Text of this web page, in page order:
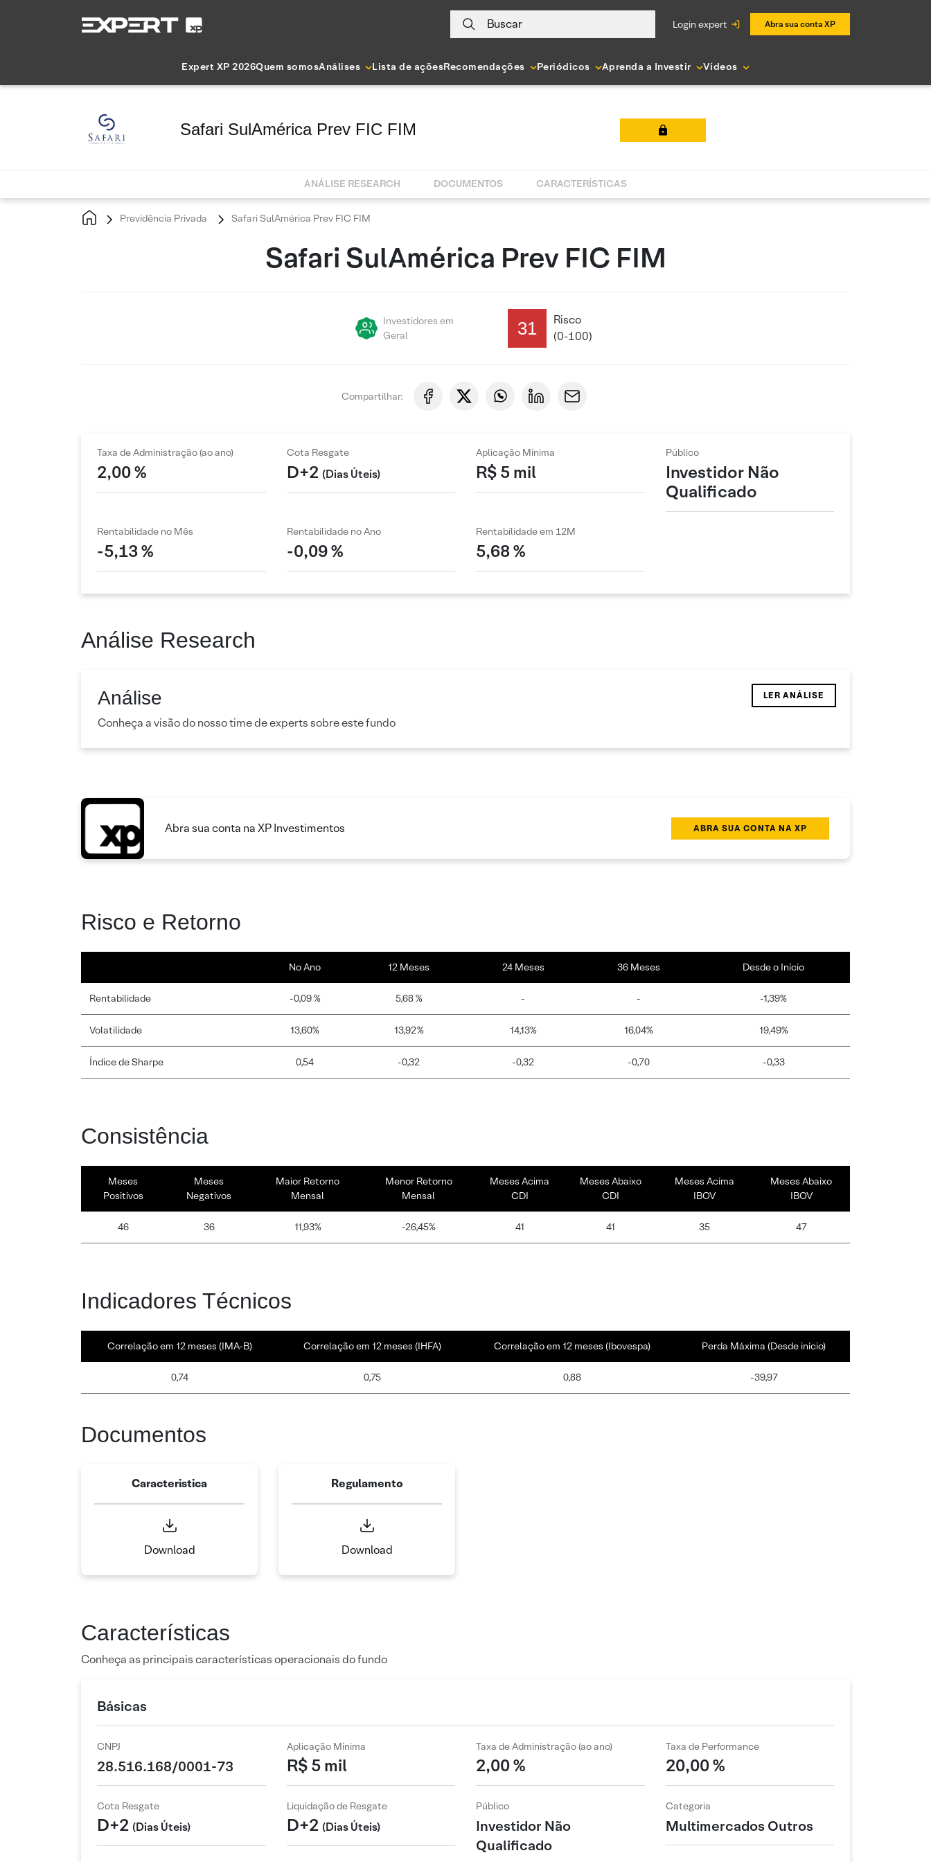
Buscar login expert Abra sua conta XP
Expert XP 2026Quem somosAnálises Lista de açõesRecomendações Periódicos Aprenda a Investir Vídeos
Safari SulAmérica Prev FIC FIM
ANÁLISE RESEARCH DOCUMENTOS CARACTERÍSTICAS
Previdência Privada Safari SulAmérica Prev FIC FIM
Safari SulAmérica Prev FIC FIM
Investidores em
Geral
31
Risco
(0-100)
Compartilhar:
Taxa de Administração (ao ano)
2,00 %
Cota Resgate
D+2 (Dias Úteis)
Aplicação Mínima
R$ 5 mil
Público
Investidor Não
Qualificado
Rentabilidade no Mês
-5,13 %
Rentabilidade no Ano
-0,09 %
Rentabilidade em 12M
5,68 %
Análise Research
Análise
Conheça a visão do nosso time de experts sobre este fundo
LER ANÁLISE
Abra sua conta na XP Investimentos ABRA SUA CONTA NA XP
Risco e Retorno
No Ano 12 Meses 24 Meses 36 Meses Desde o Início
Rentabilidade -0,09 % 5,68 % - - -1,39%
Volatilidade 13,60% 13,92% 14,13% 16,04% 19,49%
Índice de Sharpe 0,54 -0,32 -0,32 -0,70 -0,33
Consistência
Meses
Positivos
Meses
Negativos
Maior Retorno
Mensal
Menor Retorno
Mensal
Meses Acima
CDI
Meses Abaixo
CDI
Meses Acima
IBOV
Meses Abaixo
IBOV
46 36 11,93% -26,45% 41 41 35 47
Indicadores Técnicos
Correlação em 12 meses (IMA-B) Correlação em 12 meses (IHFA) Correlação em 12 meses (Ibovespa) Perda Máxima (Desde início)
0,74 0,75 0,88 -39,97
Documentos
Caracteristica
Download
Regulamento
Download
Características
Conheça as principais características operacionais do fundo
Básicas
CNPJ
28.516.168/0001-73
Aplicação Mínima
R$ 5 mil
Taxa de Administração (ao ano)
2,00 %
Taxa de Performance
20,00 %
Cota Resgate
D+2 (Dias Úteis)
Liquidação de Resgate
D+2 (Dias Úteis)
Público
Investidor Não
Qualificado
Categoria
Multimercados Outros